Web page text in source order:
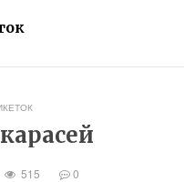
515 0